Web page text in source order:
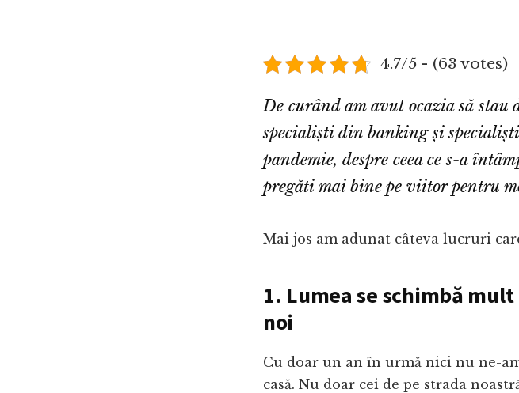
4.7/5 - (63 votes)
De curând am avut ocazia să
specialiști din banking și
pandemie, despre ceea ce s-a
pregăti mai bine pe viitor pentru
Mai jos am adunat câteva lucruri
1. Lumea se schimbă
noi
Cu doar un an în urmă nici nu ne-
casă. Nu doar cei de pe strada